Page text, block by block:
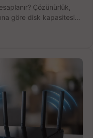
Çözünürlük,
göre disk kapasitesini